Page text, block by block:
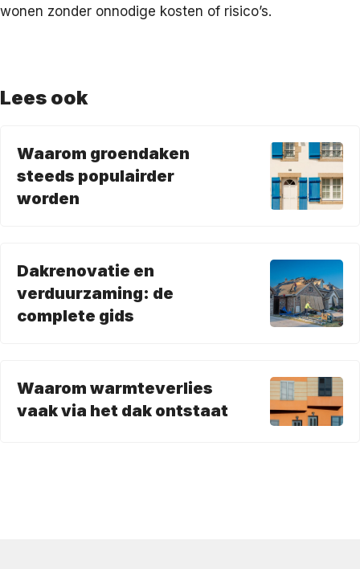
wonen zonder onnodige kosten of risico’s.
Lees ook
Waarom groendaken
steeds populairder
worden
Dakrenovatie en
verduurzaming: de
complete gids
Waarom warmteverlies
vaak via het dak ontstaat